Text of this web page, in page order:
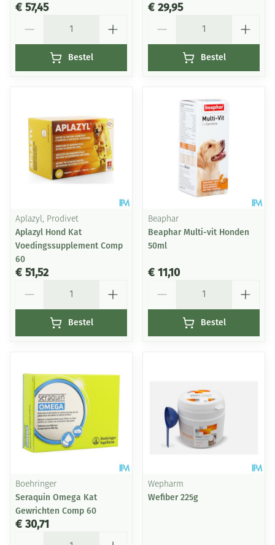
€ 57,45
Bestel
€ 29,95
Bestel
Aplazyl, Prodivet
Aplazyl Hond Kat
Voedingssupplement Comp
60
€ 51,52
Bestel
Beaphar
Beaphar Multi-vit Honden
50ml
€ 11,10
Bestel
Boehringer
Seraquin Omega Kat
Gewrichten Comp 60
€ 30,71
Wepharm
Wefiber 225g